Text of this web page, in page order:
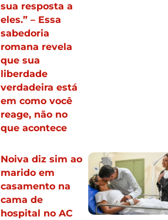
sua resposta a
eles.” – Essa
sabedoria
romana revela
que sua
liberdade
verdadeira está
em como você
reage, não no
que acontece
Noiva diz sim ao
marido em
casamento na
cama de
hospital no AC